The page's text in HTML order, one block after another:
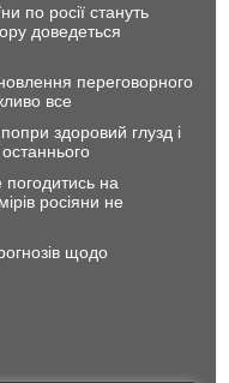
по росії стануть
доведеться
переговорного
все
здоровий глузд і
на
росіяни не
щодо